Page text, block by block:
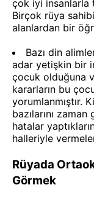
çok iyi insanlarla
Birçok rüya
alanlardan bir
Bazı din
adar yetişkin bir
çocuk olduğuna
kararların bu
yorumlanmıştır.
bazılarını
hatalar
halleriyle
Rüyada
Görmek